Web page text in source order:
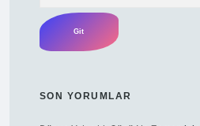
SON YORUMLAR